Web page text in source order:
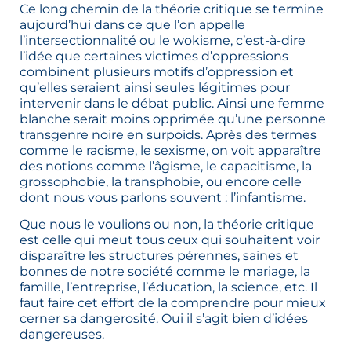
Ce long chemin de la théorie critique se termine
aujourd’hui dans ce que l’on appelle
l’intersectionnalité ou le wokisme, c’est-à-dire
l’idée que certaines victimes d’oppressions
combinent plusieurs motifs d’oppression et
qu’elles seraient ainsi seules légitimes pour
intervenir dans le débat public. Ainsi une femme
blanche serait moins opprimée qu’une personne
transgenre noire en surpoids. Après des termes
comme le racisme, le sexisme, on voit apparaître
des notions comme l’âgisme, le capacitisme, la
grossophobie, la transphobie, ou encore celle
dont nous vous parlons souvent : l’infantisme.
Que nous le voulions ou non, la théorie critique
est celle qui meut tous ceux qui souhaitent voir
disparaître les structures pérennes, saines et
bonnes de notre société comme le mariage, la
famille, l’entreprise, l’éducation, la science, etc. Il
faut faire cet effort de la comprendre pour mieux
cerner sa dangerosité. Oui il s’agit bien d’idées
dangereuses.